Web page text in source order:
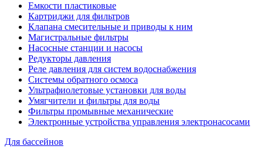
Емкости пластиковые
Картриджи для фильтров
Клапана смесительные и приводы к ним
Магистральные фильтры
Насосные станции и насосы
Редукторы давления
Реле давления для систем водоснабжения
Системы обратного осмоса
Ультрафиолетовые установки для воды
Умягчители и фильтры для воды
Фильтры промывные механические
Электронные устройства управления электронасосами
Для бассейнов